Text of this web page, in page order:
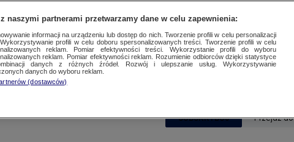
SUBSKRYBUJ Przejdź do
naszymi partnerami przetwarzamy dane w celu zapewnienia:
informacji na urządzeniu lub dostęp do nich. Tworzenie profili w celu personalizacji
profili w celu doboru spersonalizowanych treści. Tworzenie profili w celu
reklam. Pomiar efektywności treści. Wykorzystanie profili do wyboru
reklam. Pomiar efektywności reklam. Rozumienie odbiorców dzięki statystyce
danych z różnych źródeł. Rozwój i ulepszanie usług. Wykorzystywanie
danych do wyboru reklam.
(dostawców)